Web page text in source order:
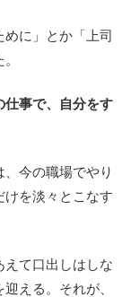
に」とか「上司
仕事で、自分をす
今の職場でやり
けを淡々とこなす
えて口出しはしな
える。それが、